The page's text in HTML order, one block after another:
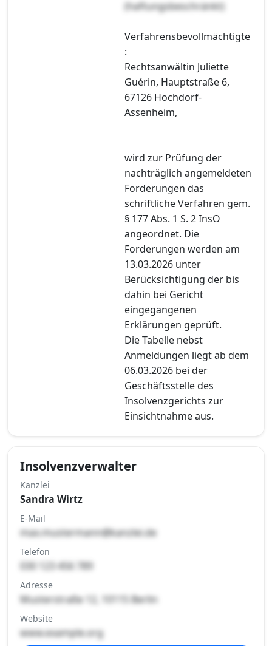
(haftungsbeschränkt)
Verfahrensbevollmächtigte
:
Rechtsanwältin Juliette
Guérin, Hauptstraße 6,
67126 Hochdorf-
Assenheim,
wird zur Prüfung der
nachträglich angemeldeten
Forderungen das
schriftliche Verfahren gem.
§ 177 Abs. 1 S. 2 InsO
angeordnet. Die
Forderungen werden am
13.03.2026 unter
Berücksichtigung der bis
dahin bei Gericht
eingegangenen
Erklärungen geprüft.
Die Tabelle nebst
Anmeldungen liegt ab dem
06.03.2026 bei der
Geschäftsstelle des
Insolvenzgerichts zur
Einsichtnahme aus.
Insolvenzverwalter
Kanzlei
Sandra Wirtz
E-Mail
max.mustermann@kanzlei.de
Telefon
030 123 456 789
Adresse
Musterstraße 12, 10115 Berlin
Website
www.example.org